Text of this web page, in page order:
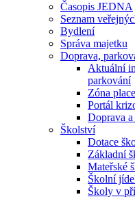
Časopis JEDNA
Seznam
Bydlení
Správa majetku
Doprava,
Aktuální
parkování
Zóna
Portál
Doprava
Školství
Dotace
Základní
Mateřské
Školní
Školy v